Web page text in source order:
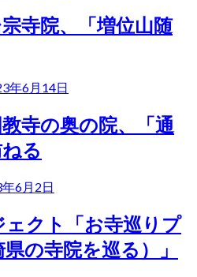
寺院、「増位山随
年6月14日
教寺の奥の院、「通
る
6月2日
クト「お寺巡りプ
の寺院を巡る）」